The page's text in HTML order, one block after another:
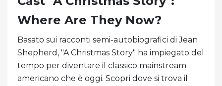
Where Are They Now?
Basato sui racconti semi-autobiografici di Jean
Shepherd, "A Christmas Story" ha impiegato del
tempo per diventare il classico mainstream
americano che è oggi. Scopri dove si trova il